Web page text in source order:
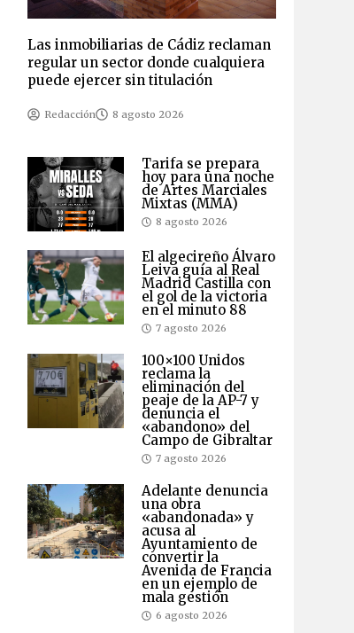
Las inmobiliarias de Cádiz reclaman
regular un sector donde cualquiera
puede ejercer sin titulación
Redacción 8 agosto 2026
Tarifa se prepara
hoy para una noche
de Artes Marciales
Mixtas (MMA)
8 agosto 2026
El algecireño Álvaro
Leiva guía al Real
Madrid Castilla con
el gol de la victoria
en el minuto 88
7 agosto 2026
100×100 Unidos
reclama la
eliminación del
peaje de la AP-7 y
denuncia el
«abandono» del
Campo de Gibraltar
7 agosto 2026
Adelante denuncia
una obra
«abandonada» y
acusa al
Ayuntamiento de
convertir la
Avenida de Francia
en un ejemplo de
mala gestión
6 agosto 2026